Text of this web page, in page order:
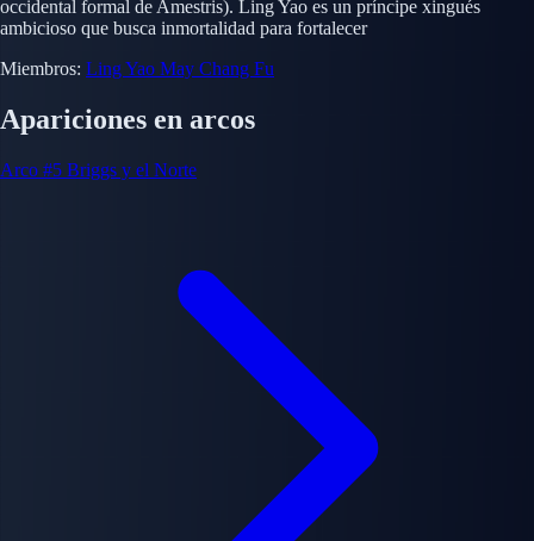
occidental formal de Amestris). Ling Yao es un príncipe xingués
ambicioso que busca inmortalidad para fortalecer
Miembros: Ling Yao May Chang Fu
Apariciones en arcos
Arco #5 Briggs y el Norte